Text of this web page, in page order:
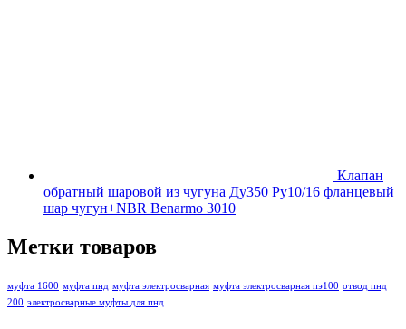
Клапан
обратный шаровой из чугуна Ду350 Ру10/16 фланцевый
шар чугун+NBR Benarmo 3010
Метки товаров
муфта 1600 муфта пнд муфта электросварная муфта электросварная пэ100 отвод пнд
200 электросварные муфты для пнд